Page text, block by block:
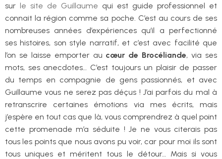
sur le site de Guillaume qui est guide professionnel et
connait la région comme sa poche. C’est au cours de ses
nombreuses années d’expériences qu’il a perfectionné
ses histoires, son style narratif, et c’est avec facilité que
l’on se laisse emporter au cœur de Brocéliande, via ses
mots, ses anecdotes… C’est toujours un plaisir de passer
du temps en compagnie de gens passionnés, et avec
Guillaume vous ne serez pas déçus ! J’ai parfois du mal à
retranscrire certaines émotions via mes écrits, mais
j’espère en tout cas que là, vous comprendrez à quel point
cette promenade m’a séduite ! Je ne vous citerais pas
tous les points que nous avons pu voir, car pour moi ils sont
tous uniques et méritent tous le détour… Mais si vous